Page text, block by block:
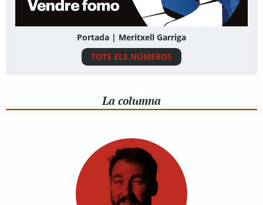
Portada | Meritxell Garriga
TOTS ELS NÚMEROS
La columna